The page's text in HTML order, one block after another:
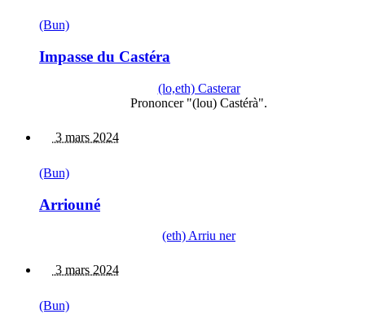
(Bun)
Impasse du Castéra
(lo,eth) Casterar
Prononcer "(lou) Castérà".
3 mars 2024
(Bun)
Arriouné
(eth) Arriu ner
3 mars 2024
(Bun)